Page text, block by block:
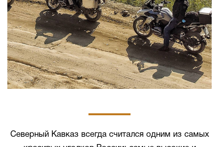
Северный Кавказ всегда считался одним из самых